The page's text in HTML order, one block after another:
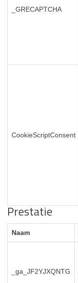
_GRECAPTCHA
CookieScriptConsent
Prestatie
Naam
_ga_JF2YJXQNTG